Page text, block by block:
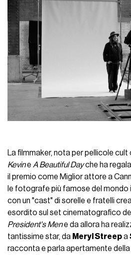
La filmmaker, nota per pellicole cult
Kevine A Beautiful Dayche ha
il premio come Miglior attore a
le fotografe più famose del mondo
con un "cast" di sorelle e fratelli
esordito sul set cinematografico
President's Mene da allora ha
tantissime star, da Meryl Streepa
racconta e parla apertamente della